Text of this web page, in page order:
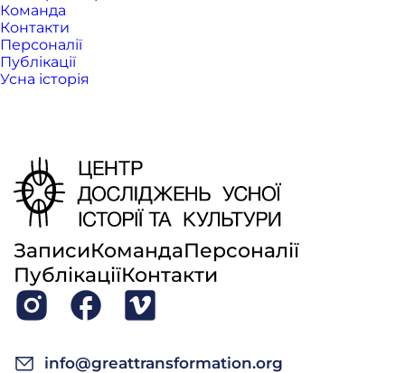
Команда
Контакти
Персоналії
Публікації
Усна історія
ЗаписиКомандаПерсоналії
ПублікаціїКонтакти
info@greattransformation.org